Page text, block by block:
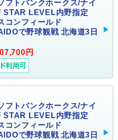
フトバンクホークス/ナイ
STAR LEVEL内野指定
コンフィールド
で野球観戦 北海道3日
円
フトバンクホークス/ナイ
STAR LEVEL内野指定
コンフィールド
で野球観戦 北海道3日